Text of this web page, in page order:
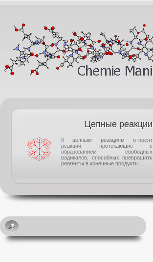
Цепные реакции
К цепным реакциям относят
реакции, протекающие с
образованием свободных
радикалов, способных превращать
реагенты в конечные продукты...